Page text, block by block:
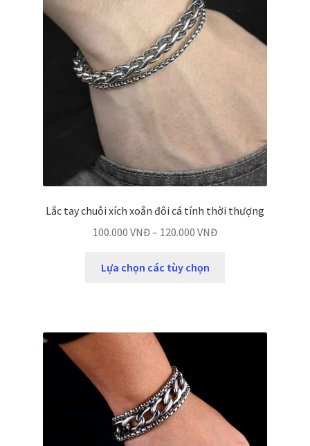
Lắc tay chuỗi xích xoắn đôi cá tính thời thượng
100.000 VNĐ– 120.000 VNĐ
Lựa chọn các tùy chọn